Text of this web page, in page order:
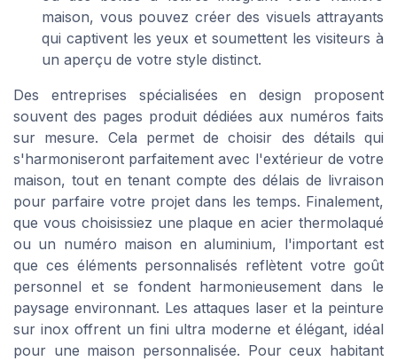
maison, vous pouvez créer des visuels attrayants
qui captivent les yeux et soumettent les visiteurs à
un aperçu de votre style distinct.
Des entreprises spécialisées en design proposent
souvent des pages produit dédiées aux numéros faits
sur mesure. Cela permet de choisir des détails qui
s'harmoniseront parfaitement avec l'extérieur de votre
maison, tout en tenant compte des délais de livraison
pour parfaire votre projet dans les temps. Finalement,
que vous choisissiez une plaque en acier thermolaqué
ou un numéro maison en aluminium, l'important est
que ces éléments personnalisés reflètent votre goût
personnel et se fondent harmonieusement dans le
paysage environnant. Les attaques laser et la peinture
sur inox offrent un fini ultra moderne et élégant, idéal
pour une maison personnalisée. Pour ceux habitant